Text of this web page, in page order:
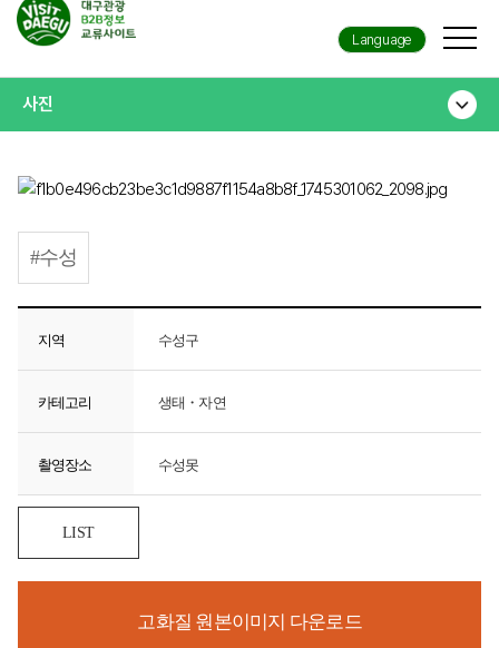
Language
사진
#수성
지역 수성구
카테고리 생태・자연
촬영장소 수성못
LIST
고화질 원본이미지 다운로드